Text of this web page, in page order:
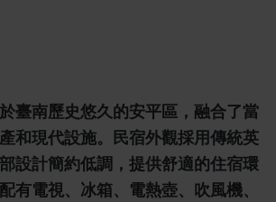
臺南歷史悠久的安平區，融合了當
和現代設施。民宿外觀採用傳統英
設計簡約低調，提供舒適的住宿環
有電視、冰箱、電熱壺、吹風機、